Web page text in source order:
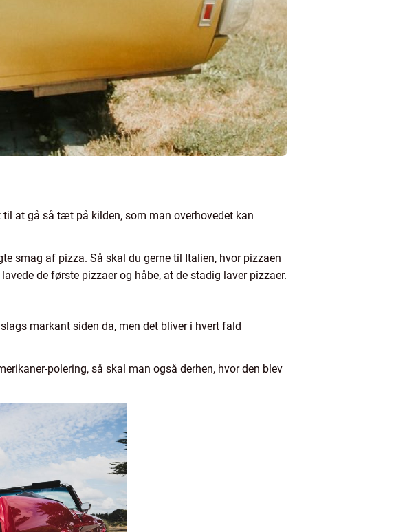
at gå så tæt på kilden, som man overhovedet kan
smag af pizza. Så skal du gerne til Italien, hvor pizzaen
de første pizzaer og håbe, at de stadig laver pizzaer.
markant siden da, men det bliver i hvert fald
polering, så skal man også derhen, hvor den blev